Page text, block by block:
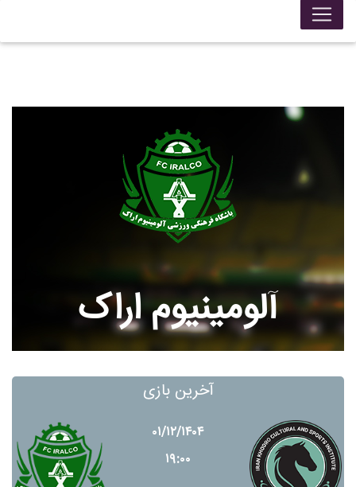
آلومينيوم اراک
آخرین بازی
۰۱/۱۲/۱۴۰۴
۱۹:۰۰